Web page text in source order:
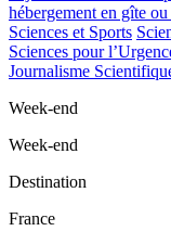
hébergement en gîte
Sciences et Sports
Sciences pour
Journalisme
Week-end
Week-end
Destination
France